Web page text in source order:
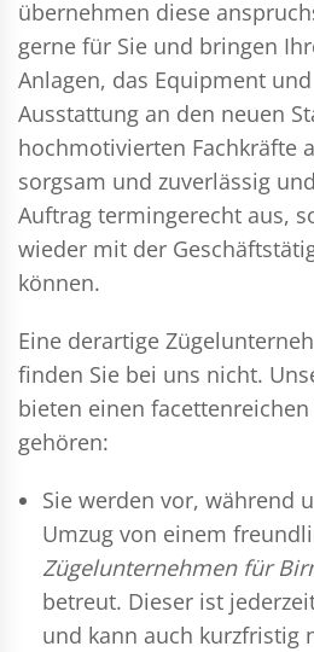
übernehmen diese
gerne für Sie und bringen
Anlagen, das Equipment
Ausstattung an den neuen
hochmotivierten Fachkräfte
sorgsam und zuverlässig
Auftrag termingerecht aus,
wieder mit der
können.
Eine derartige
finden Sie bei uns nicht.
bieten einen facettenreichen
gehören:
Sie werden vor, während
Umzug von einem
Zügelunternehmen für
betreut. Dieser ist
und kann auch kurzfristig